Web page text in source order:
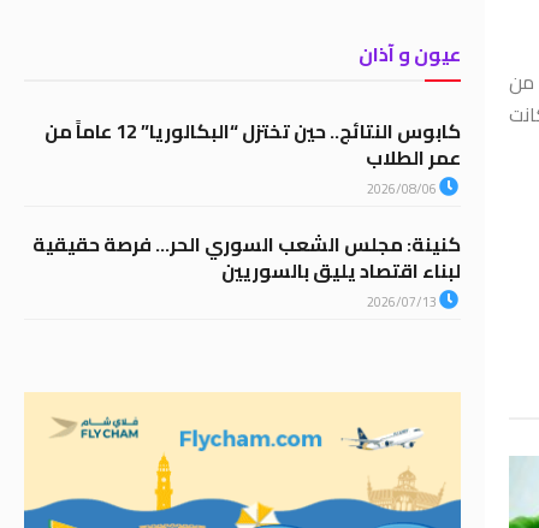
من
عيون و آذان
كابوس النتائج.. حين تختزل “البكالوريا” 12 عاماً من
عمر الطلاب
2026/08/06
كنينة: مجلس الشعب السوري الحر… فرصة حقيقية
لبناء اقتصاد يليق بالسوريين
2026/07/13